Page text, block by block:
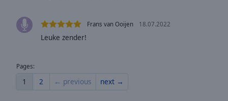
Color
Opacity
Frans van Ooijen 18.07.2022
Leuke zender!
Pages:
1 2 ← previous next →